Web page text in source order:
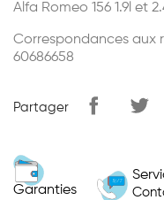
Alfa Romeo 156 1.9l et
Correspondances aux
60686658
Partager
Garanties